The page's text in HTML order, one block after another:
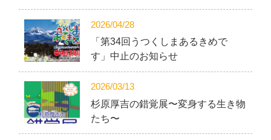
2026/04/28
「第34回うつくしまあるきめで
す」中止のお知らせ
2026/03/13
杉原厚吉の錯覚展〜変身する生き物
たち〜